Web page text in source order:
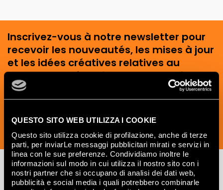
QUESTO SITO WEB UTILIZZA I COOKIE
Questo sito utilizza cookie di profilazione, anche di terze
parti, per inviarLe messaggi pubblicitari mirati e servizi in
linea con le sue preferenze. Condividiamo inoltre le
informazioni sul modo in cui utilizza il nostro sito con i
nostri partner che si occupano di analisi dei dati web,
pubblicità e social media i quali potrebbero combinarle
Inscrivez-vous à notre newsletter pour
recevoir les nouveautés, les mises à jour
et les idées créatives relatives au
monde des céramiques et du design
d'intérieur.
SOUSCRIVEZ MAINTENANT